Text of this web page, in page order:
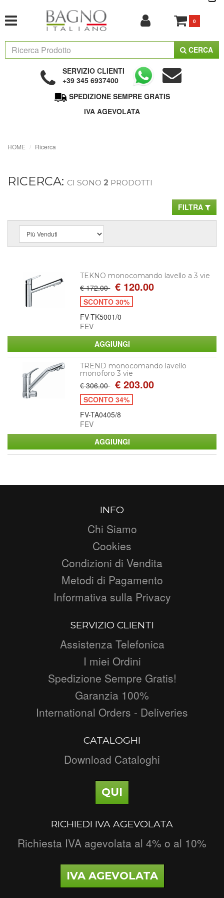
0
CERCA
SERVIZIO CLIENTI
+39 345 6937400
SPEDIZIONE SEMPRE GRATIS
IVA AGEVOLATA
HOME Ricerca
RICERCA: CI SONO 2 PRODOTTI
FILTRA
TEKNO monocomando lavello a 3 vie
€ 172.00 € 120.00
SCONTO 30%
FV-TK5001/0
FEV
TREND monocomando lavello
monoforo 3 vie
€ 306.00 € 203.00
SCONTO 34%
FV-TA0405/8
FEV
INFO
Chi Siamo
Cookies
Condizioni di Vendita
Metodi di Pagamento
Informativa sulla Privacy
SERVIZIO CLIENTI
Assistenza Telefonica
I miei Ordini
Spedizione Sempre Gratis!
Garanzia 100%
International Orders - Deliveries
CATALOGHI
Download Cataloghi
QUI
RICHIEDI IVA AGEVOLATA
Richiesta IVA agevolata al 4% o al 10%
IVA AGEVOLATA